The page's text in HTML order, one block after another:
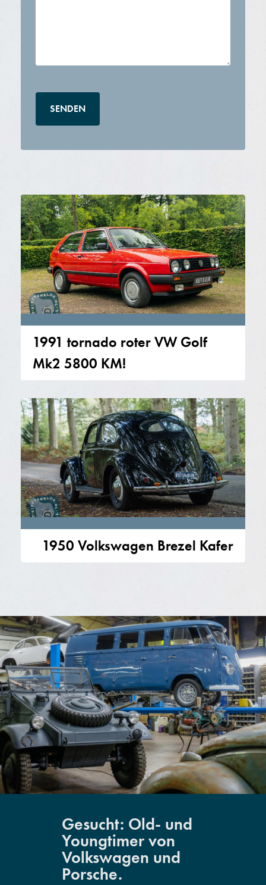
1991 tornado roter VW Golf
Mk2 5800 KM!
1950 Volkswagen Brezel Kafer
Gesucht: Old- und
Youngtimer von
Volkswagen und
Porsche.